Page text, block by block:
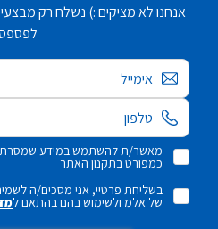
אנחנו לא מציקים :) נשלח רק
אימייל
מאשר/ת להשתמש במידע שמסרתי
כמפורט בתקנון האתר
בשליחת פרטיי, אני מסכים/ה
של אלמ ולשימוש בהם בהתאם ל